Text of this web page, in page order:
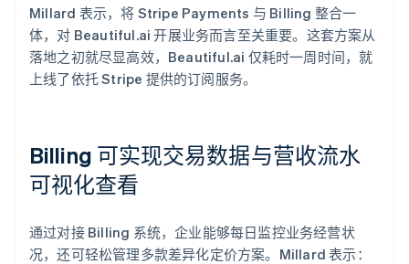
Millard 表示，将 Stripe Payments 与 Billing 整合一
体，对 Beautiful.ai 开展业务而言至关重要。这套方案从
落地之初就尽显高效，Beautiful.ai 仅耗时一周时间，就
上线了依托 Stripe 提供的订阅服务。
Billing 可实现交易数据与营收流水
可视化查看
通过对接 Billing 系统，企业能够每日监控业务经营状
况，还可轻松管理多款差异化定价方案。Millard 表示：